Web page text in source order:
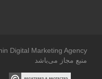
منبع مجاز می‌باشد